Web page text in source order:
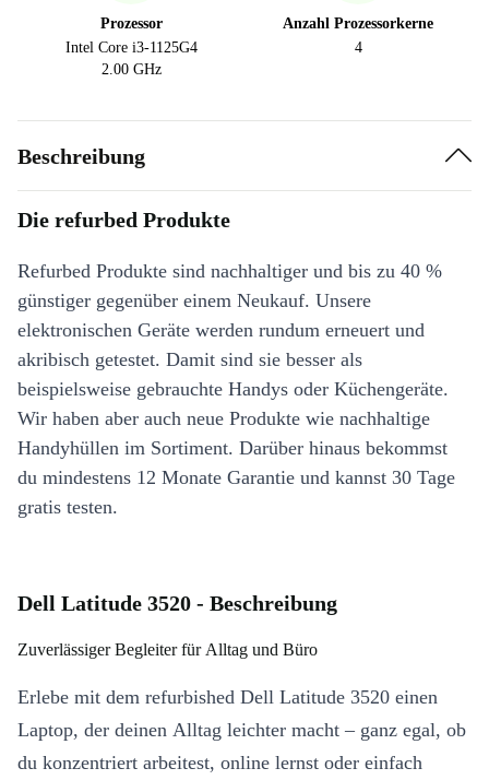
Prozessor
Intel Core i3-1125G4
2.00 GHz
Anzahl Prozessorkerne
4
Beschreibung
Die refurbed Produkte
Refurbed Produkte sind nachhaltiger und bis zu 40 %
günstiger gegenüber einem Neukauf. Unsere
elektronischen Geräte werden rundum erneuert und
akribisch getestet. Damit sind sie besser als
beispielsweise gebrauchte Handys oder Küchengeräte.
Wir haben aber auch neue Produkte wie nachhaltige
Handyhüllen im Sortiment. Darüber hinaus bekommst
du mindestens 12 Monate Garantie und kannst 30 Tage
gratis testen.
Dell Latitude 3520 - Beschreibung
Zuverlässiger Begleiter für Alltag und Büro
Erlebe mit dem refurbished Dell Latitude 3520 einen
Laptop, der deinen Alltag leichter macht – ganz egal, ob
du konzentriert arbeitest, online lernst oder einfach